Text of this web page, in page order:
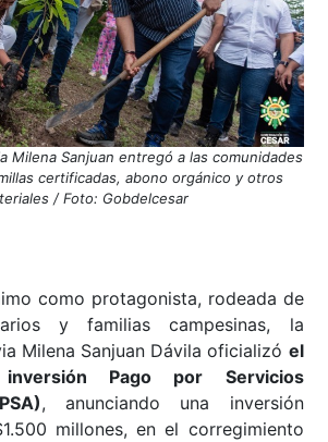
Milena Sanjuan entregó a las comunidades
certificadas, abono orgánico y otros
/ Foto: Gobdelcesar
como protagonista, rodeada de
y familias campesinas, la
Milena Sanjuan Dávila oficializó el
Pago por Servicios
, anunciando una inversión
millones, en el corregimiento